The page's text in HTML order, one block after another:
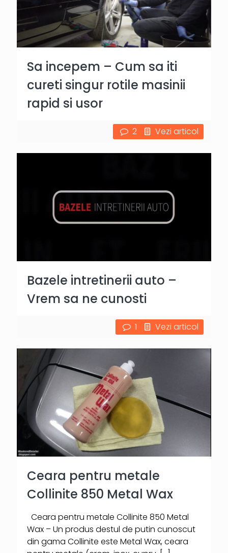
Sa incepem – Cum sa iti
cureti singur rotile masinii
rapid si usor
2 Vezi articol
Bazele intretinerii auto –
Vrem sa ne cunosti
1 Vezi articol
Ceara pentru metale
Collinite 850 Metal Wax
Ceara pentru metale Collinite 850 Metal
Wax – Un produs destul de putin cunoscut
din gama Collinite este Metal Wax, ceara